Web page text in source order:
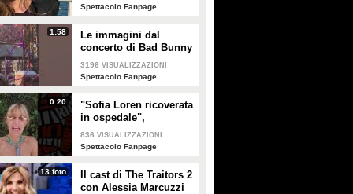
Spettacolo Fanpage
1:58
Le immagini dal
concerto di Bad Bunny
a Milano
3196 VISUALIZZAZIONI
Spettacolo Fanpage
0:20
"Sofia Loren ricoverata
in ospedale",
Alessandra Mussolini
smentisce: "È serena e
836 VISUALIZZAZIONI
Spettacolo Fanpage
13 foto
Il cast di The Traitors 2
con Alessia Marcuzzi